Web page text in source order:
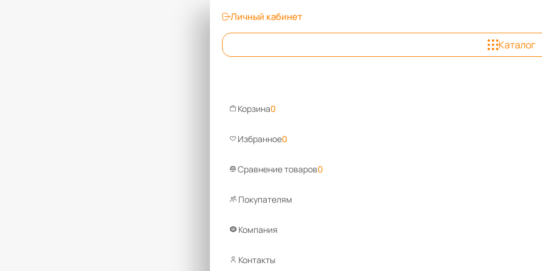
Личный кабинет
Каталог
Корзина0
Избранное0
Сравнение товаров0
Покупателям
Компания
Контакты